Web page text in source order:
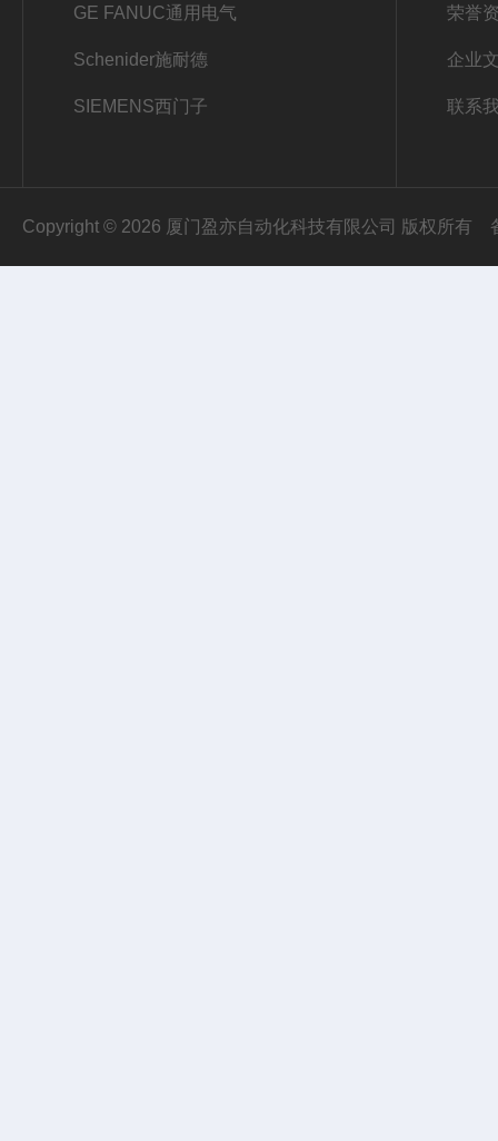
GE FANUC通用电气
Schenider施耐德
SIEMENS西门子
荣誉
企业
联系
Copyright © 2026 厦门盈亦自动化科技有限公司 版权所有